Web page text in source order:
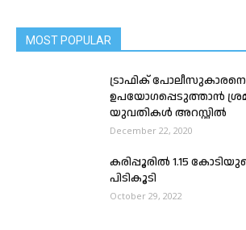
MOST POPULAR
ട്രാഫിക് പോലീസുകാരനെ
ഉപയോഗപ്പെടുത്താൻ
യുവതികൾ അറസ്റ്റിൽ
December 22, 2020
കരിപ്പൂരിൽ 1.15
പിടികൂടി
October 29, 2022